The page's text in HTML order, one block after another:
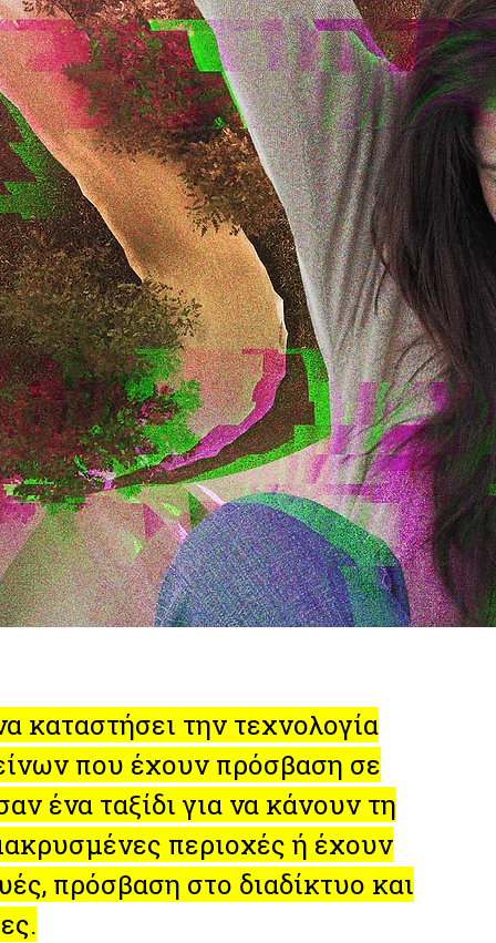
καταστήσει την τεχνολογία
που έχουν πρόσβαση σε
ένα ταξίδι για να κάνουν τη
περιοχές ή έχουν
πρόσβαση στο διαδίκτυο και